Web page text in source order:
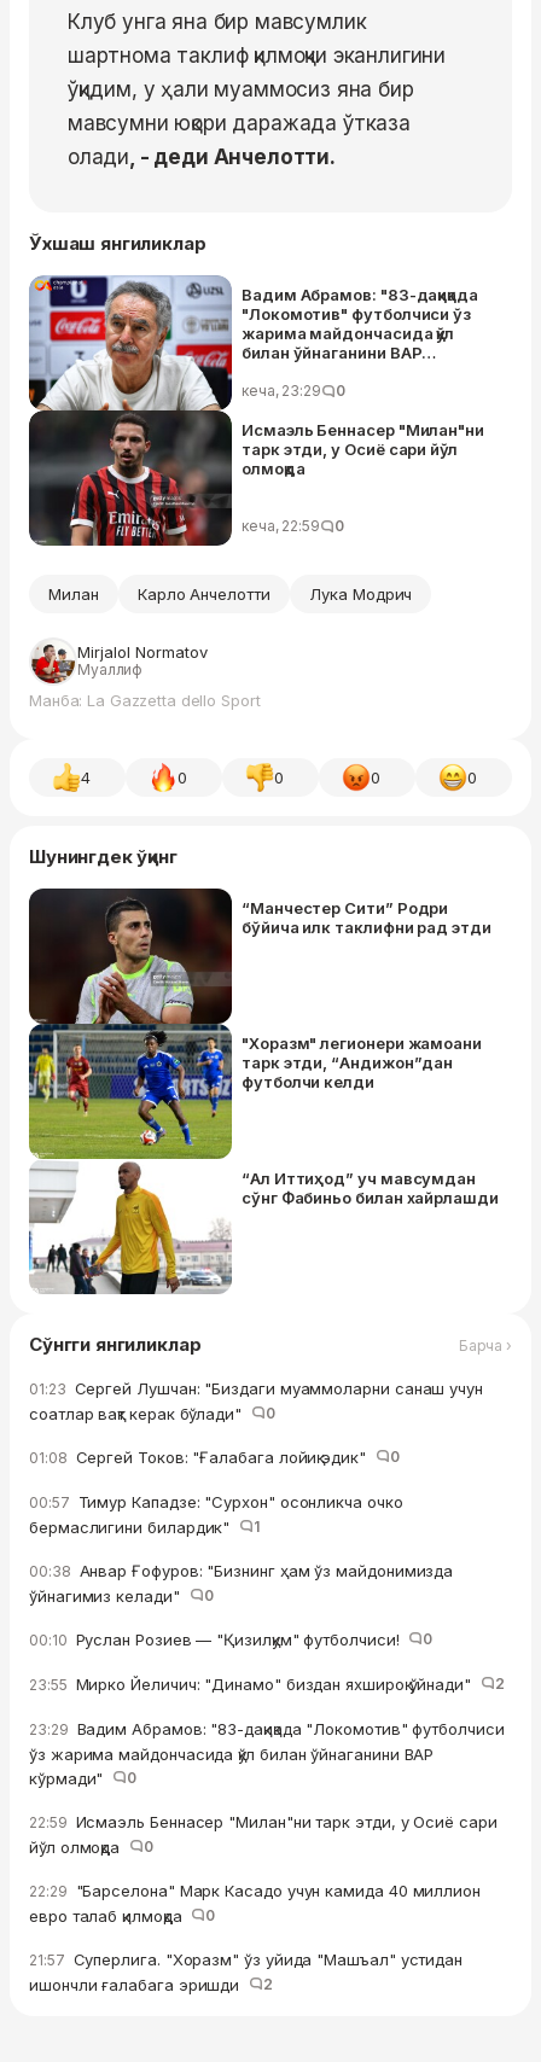
Клуб унга яна бир мавсумлик
шартнома таклиф қилмоқчи эканлигини
ўқидим, у ҳали муаммосиз яна бир
мавсумни юқори даражада ўтказа
олади, - деди Анчелотти.
Ўхшаш янгиликлар
Вадим Абрамов: "83-дақиқада
"Локомотив" футболчиси ўз
жарима майдончасида қўл
билан ўйнаганини ВАР
кеча, 23:29 0
Исмаэль Беннасер "Милан"ни
тарк этди, у Осиё сари йўл
олмоқда
кеча, 22:59 0
Милан Карло Анчелотти Лука Модрич
Mirjalol Normatov
Муаллиф
Манба: La Gazzetta dello Sport
4 0 0 0 0
Шунингдек ўқинг
“Манчестер Сити” Родри
бўйича илк таклифни рад этди
"Хоразм" легионери жамоани
тарк этди, “Андижон”дан
футболчи келди
“Ал Иттиҳод” уч мавсумдан
сўнг Фабиньо билан хайрлашди
Сўнгги янгиликлар Барча ›
01:23 Сергей Лушчан: "Биздаги муаммоларни санаш учун
соатлар вақт керак бўлади"
0
01:08 Сергей Токов: "Ғалабага лойиқ эдик" 0
00:57 Тимур Кападзе: "Сурхон" осонликча очко
бермаслигини билардик"
1
00:38 Анвар Ғофуров: "Бизнинг ҳам ўз майдонимизда
ўйнагимиз келади"
0
00:10 Руслан Розиев — "Қизилқум" футболчиси! 0
23:55 Мирко Йеличич: "Динамо" биздан яхшироқ ўйнади" 2
23:29 Вадим Абрамов: "83-дақиқада "Локомотив" футболчиси
ўз жарима майдончасида қўл билан ўйнаганини ВАР
кўрмади"
0
22:59 Исмаэль Беннасер "Милан"ни тарк этди, у Осиё сари
йўл олмоқда
0
22:29 "Барселона" Марк Касадо учун камида 40 миллион
евро талаб қилмоқда
0
21:57 Суперлига. "Хоразм" ўз уйида "Машъал" устидан
ишончли ғалабага эришди
2